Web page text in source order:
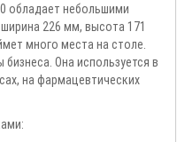
обладает небольшими
226 мм, высота 171
много места на столе.
Она используется в
на фармацевтических